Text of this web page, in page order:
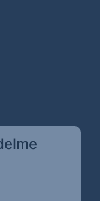
ugrik)